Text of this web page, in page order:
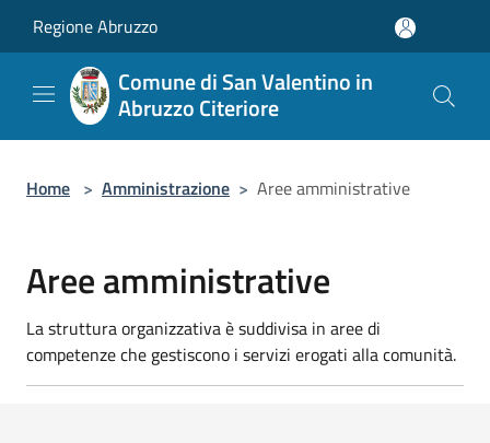
Regione Abruzzo
Comune di San Valentino in
Abruzzo Citeriore
Home > Amministrazione > Aree amministrative
Aree amministrative
La struttura organizzativa è suddivisa in aree di
competenze che gestiscono i servizi erogati alla comunità.